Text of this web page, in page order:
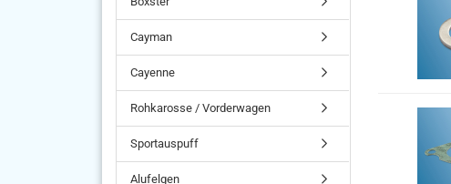
Cayman
Cayenne
Rohkarosse / Vorderwagen
Sportauspuff
Alufelgen